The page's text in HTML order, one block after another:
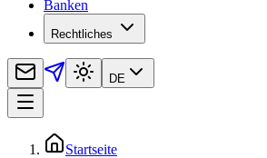
Banken
Rechtliches
DE
Startseite